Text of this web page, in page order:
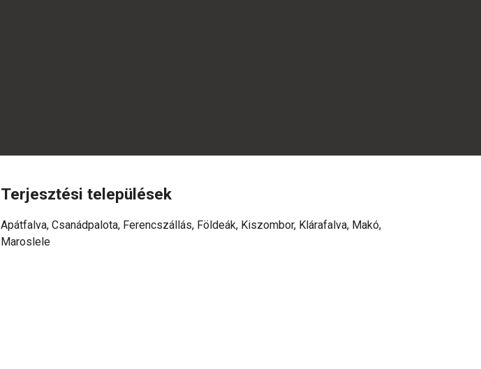
Terjesztési települések
Apátfalva, Csanádpalota, Ferencszállás, Földeák, Kiszombor, Klárafalva, Makó,
Maroslele